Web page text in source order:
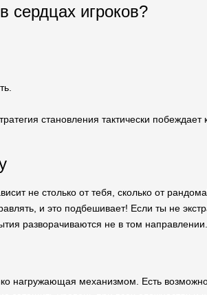
сердцах игроков?
становления тактически побеждает
не столько от тебя, сколько от
и это подбешивает! Если ты не
разворачиваются не в том направлении.
нагружающая механизмом. Есть